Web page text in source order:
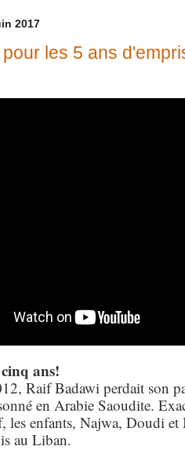
2017
les 5 ans
ans!
Raif Badawi perdait son
en Arabie Saoudite.
les enfants, Najwa, Doudi
au Liban.